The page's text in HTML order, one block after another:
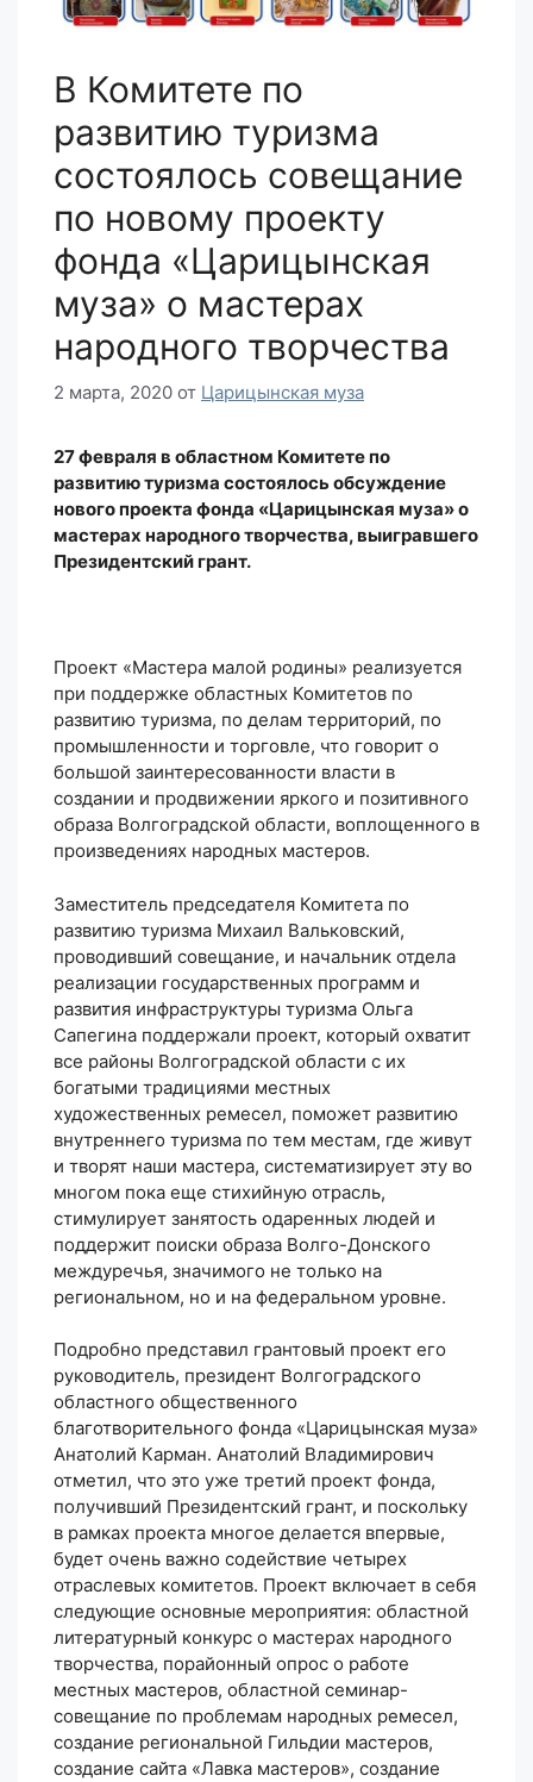
В Комитете по
развитию туризма
состоялось совещание
по новому проекту
фонда «Царицынская
муза» о мастерах
народного творчества
2 марта, 2020 от Царицынская муза
27 февраля в областном Комитете по
развитию туризма состоялось обсуждение
нового проекта фонда «Царицынская муза» о
мастерах народного творчества, выигравшего
Президентский грант.
Проект «Мастера малой родины» реализуется
при поддержке областных Комитетов по
развитию туризма, по делам территорий, по
промышленности и торговле, что говорит о
большой заинтересованности власти в
создании и продвижении яркого и позитивного
образа Волгоградской области, воплощенного в
произведениях народных мастеров.
Заместитель председателя Комитета по
развитию туризма Михаил Вальковский,
проводивший совещание, и начальник отдела
реализации государственных программ и
развития инфраструктуры туризма Ольга
Сапегина поддержали проект, который охватит
все районы Волгоградской области с их
богатыми традициями местных
художественных ремесел, поможет развитию
внутреннего туризма по тем местам, где живут
и творят наши мастера, систематизирует эту во
многом пока еще стихийную отрасль,
стимулирует занятость одаренных людей и
поддержит поиски образа Волго-Донского
междуречья, значимого не только на
региональном, но и на федеральном уровне.
Подробно представил грантовый проект его
руководитель, президент Волгоградского
областного общественного
благотворительного фонда «Царицынская муза»
Анатолий Карман. Анатолий Владимирович
отметил, что это уже третий проект фонда,
получивший Президентский грант, и поскольку
в рамках проекта многое делается впервые,
будет очень важно содействие четырех
отраслевых комитетов. Проект включает в себя
следующие основные мероприятия: областной
литературный конкурс о мастерах народного
творчества, порайонный опрос о работе
местных мастеров, областной семинар-
совещание по проблемам народных ремесел,
создание региональной Гильдии мастеров,
создание сайта «Лавка мастеров», создание